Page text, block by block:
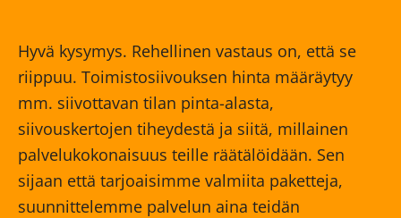
Hyvä kysymys. Rehellinen vastaus on, että se
riippuu. Toimistosiivouksen hinta määräytyy
mm. siivottavan tilan pinta-alasta,
siivouskertojen tiheydestä ja siitä, millainen
palvelukokonaisuus teille räätälöidään. Sen
sijaan että tarjoaisimme valmiita paketteja,
suunnittelemme palvelun aina teidän